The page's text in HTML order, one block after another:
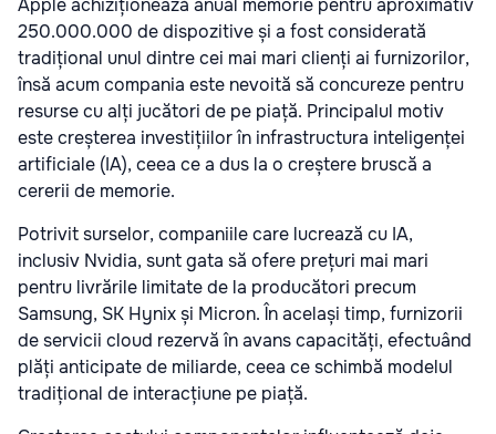
Apple achiziționează anual memorie pentru aproximativ
250.000.000 de dispozitive și a fost considerată
tradițional unul dintre cei mai mari clienți ai furnizorilor,
însă acum compania este nevoită să concureze pentru
resurse cu alți jucători de pe piață. Principalul motiv
este creșterea investițiilor în infrastructura inteligenței
artificiale (IA), ceea ce a dus la o creștere bruscă a
cererii de memorie.
Potrivit surselor, companiile care lucrează cu IA,
inclusiv Nvidia, sunt gata să ofere prețuri mai mari
pentru livrările limitate de la producători precum
Samsung, SK Hynix și Micron. În același timp, furnizorii
de servicii cloud rezervă în avans capacități, efectuând
plăți anticipate de miliarde, ceea ce schimbă modelul
tradițional de interacțiune pe piață.